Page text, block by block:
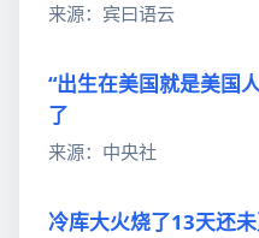
来源：宾曰语云
“出生在美国就是美国
了
来源：中央社
冷库大火烧了13天还